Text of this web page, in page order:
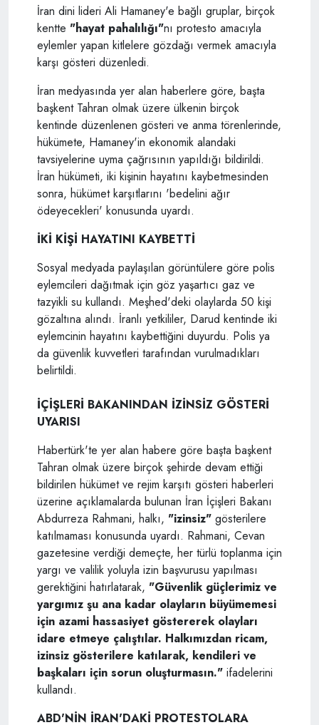
İran dini lideri Ali Hamaney'e bağlı gruplar, birçok
kentte "hayat pahalılığı"nı protesto amacıyla
eylemler yapan kitlelere gözdağı vermek amacıyla
karşı gösteri düzenledi.
İran medyasında yer alan haberlere göre, başta
başkent Tahran olmak üzere ülkenin birçok
kentinde düzenlenen gösteri ve anma törenlerinde,
hükümete, Hamaney'in ekonomik alandaki
tavsiyelerine uyma çağrısının yapıldığı bildirildi.
İran hükümeti, iki kişinin hayatını kaybetmesinden
sonra, hükümet karşıtlarını 'bedelini ağır
ödeyecekleri' konusunda uyardı.
İKİ KİŞİ HAYATINI KAYBETTİ
Sosyal medyada paylaşılan görüntülere göre polis
eylemcileri dağıtmak için göz yaşartıcı gaz ve
tazyikli su kullandı. Meşhed'deki olaylarda 50 kişi
gözaltına alındı. İranlı yetkililer, Darud kentinde iki
eylemcinin hayatını kaybettiğini duyurdu. Polis ya
da güvenlik kuvvetleri tarafından vurulmadıkları
belirtildi.
İÇİŞLERİ BAKANINDAN İZİNSİZ GÖSTERİ
UYARISI
Habertürk'te yer alan habere göre başta başkent
Tahran olmak üzere birçok şehirde devam ettiği
bildirilen hükümet ve rejim karşıtı gösteri haberleri
üzerine açıklamalarda bulunan İran İçişleri Bakanı
Abdurreza Rahmani, halkı, "izinsiz" gösterilere
katılmaması konusunda uyardı. Rahmani, Cevan
gazetesine verdiği demeçte, her türlü toplanma için
yargı ve valilik yoluyla izin başvurusu yapılması
gerektiğini hatırlatarak, "Güvenlik güçlerimiz ve
yargımız şu ana kadar olayların büyümemesi
için azami hassasiyet göstererek olayları
idare etmeye çalıştılar. Halkımızdan ricam,
izinsiz gösterilere katılarak, kendileri ve
başkaları için sorun oluşturmasın." ifadelerini
kullandı.
ABD'NİN İRAN'DAKİ PROTESTOLARA